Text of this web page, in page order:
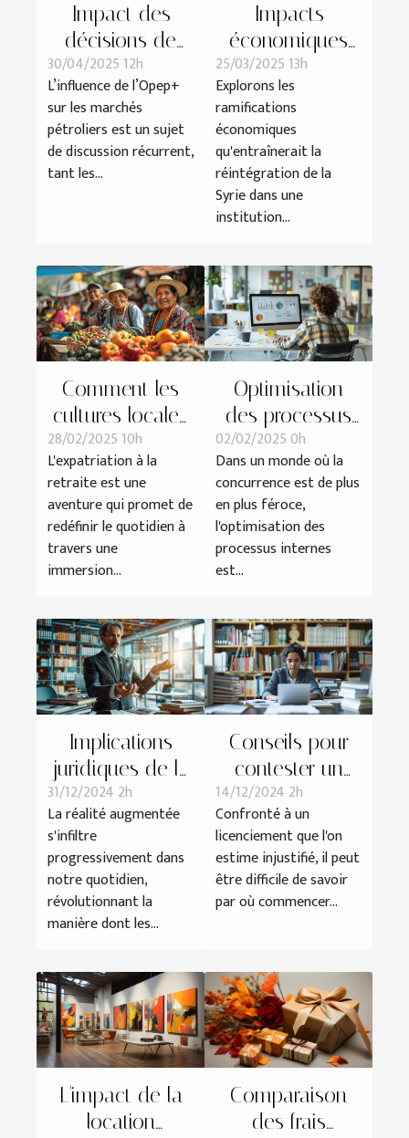
Impact des
décisions de
l'Opep+ sur les
prix mondiaux
du pétrole
30/04/2025 12h
L’influence de l’Opep+
sur les marchés
pétroliers est un sujet
de discussion récurrent,
tant les...
Impacts
économiques
de la
réintégration de
la Syrie dans
une institution
financière
islamique
25/03/2025 13h
Explorons les
ramifications
économiques
qu'entraînerait la
réintégration de la
Syrie dans une
institution...
Comment les
cultures locales
influencent la
vie des retraités
expatriés
28/02/2025 10h
L'expatriation à la
retraite est une
aventure qui promet de
redéfinir le quotidien à
travers une
immersion...
Optimisation
des processus
internes pour
une meilleure
performance
d'entreprise
02/02/2025 0h
Dans un monde où la
concurrence est de plus
en plus féroce,
l'optimisation des
processus internes
est...
Implications
juridiques de la
réalité
augmentée
dans les
services
professionnels
31/12/2024 2h
La réalité augmentée
s'infiltre
progressivement dans
notre quotidien,
révolutionnant la
manière dont les...
Conseils pour
contester un
licenciement
abusif
14/12/2024 2h
Confronté à un
licenciement que l'on
estime injustifié, il peut
être difficile de savoir
par où commencer...
L'impact de la
location
Comparaison
des frais